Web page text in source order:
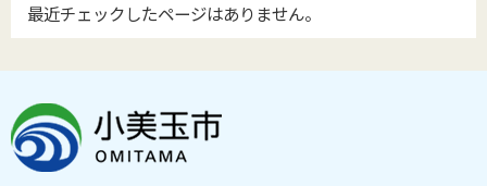
最近チェックしたページはありません。